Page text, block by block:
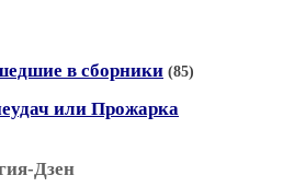
в сборники (85)
или Прожарка
Дзен